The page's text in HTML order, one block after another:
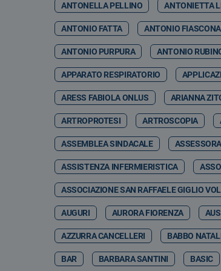
ANTONELLA PELLINO ANTONIETTA
ANTONIO FATTA ANTONIO
ANTONIO PURPURA ANTONIO
APPARATO RESPIRATORIO
ARESS FABIOLA ONLUS ARIANNA
ARTROPROTESI ARTROSCOPIA
ASSEMBLEA SINDACALE
ASSISTENZA INFERMIERISTICA
ASSOCIAZIONE SAN RAFFAELE GIGLIO
AUGURI AURORA FIORENZA
AZZURRA CANCELLERI BABBO
BAR BARBARA SANTINI BASIC